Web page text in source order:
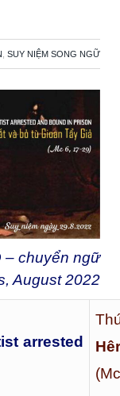
SUY NIỆM SONG NGỮ
– chuyển ngữ
August 2022
arrested